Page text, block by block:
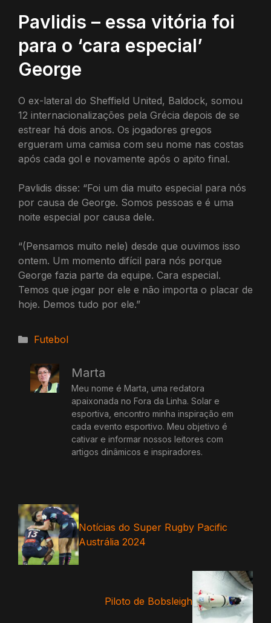
Pavlidis – essa vitória foi
para o ‘cara especial’
George
O ex-lateral do Sheffield United, Baldock, somou
12 internacionalizações pela Grécia depois de se
estrear há dois anos. Os jogadores gregos
ergueram uma camisa com seu nome nas costas
após cada gol e novamente após o apito final.
Pavlidis disse: “Foi um dia muito especial para nós
por causa de George. Somos pessoas e é uma
noite especial por causa dele.
“(Pensamos muito nele) desde que ouvimos isso
ontem. Um momento difícil para nós porque
George fazia parte da equipe. Cara especial.
Temos que jogar por ele e não importa o placar de
hoje. Demos tudo por ele.”
Categorias
Futebol
Marta
Meu nome é Marta, uma redatora
apaixonada no Fora da Linha. Solar e
esportiva, encontro minha inspiração em
cada evento esportivo. Meu objetivo é
cativar e informar nossos leitores com
artigos dinâmicos e inspiradores.
Notícias do Super Rugby Pacific
Austrália 2024
Piloto de Bobsleigh